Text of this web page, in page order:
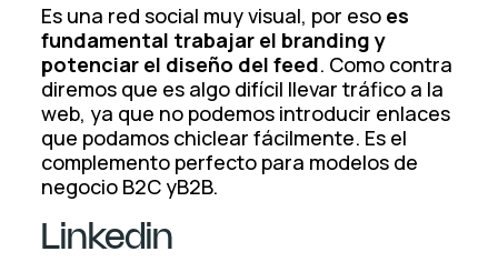
Es una red social muy visual, por eso es
fundamental trabajar el branding y
potenciar el diseño del feed. Como contra
diremos que es algo difícil llevar tráfico a la
web, ya que no podemos introducir enlaces
que podamos chiclear fácilmente. Es el
complemento perfecto para modelos de
negocio B2C yB2B.
Linkedin